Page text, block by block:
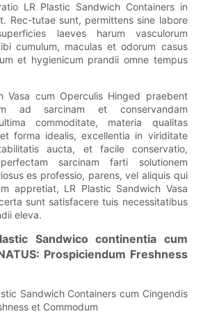
LR Plastic Sandwich Containers in
Rec-tutae sunt, permittens sine labore
laeves harum vasculorum
cumulum, maculas et odorum casus
et hygienicum prandii omne tempus
Vasa cum Operculis Hinged praebent
ad sarcinam et conservandam
commoditate, materia qualitas
forma idealis, excellentia in viriditate
aucta, et facile conservatio,
sarcinam farti solutionem
es professio, parens, vel aliquis qui
appretiat, LR Plastic Sandwich Vasa
sunt satisfacere tuis necessitatibus
eleva.
Sandwico continentia cum
Prospiciendum Freshness
Sandwich Containers cum Cingendis
et Commodum